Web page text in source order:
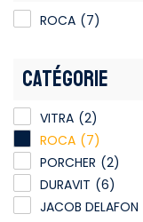
ROCA (7)
CATÉGORIE
VITRA (2)
ROCA (7)
PORCHER (2)
DURAVIT (6)
JACOB DELAFON